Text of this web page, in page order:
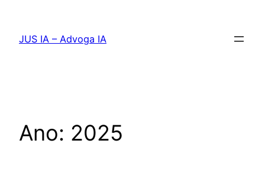
JUS IA – Advoga IA
Ano: 2025